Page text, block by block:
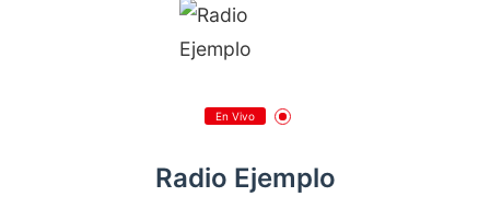
En Vivo
Radio Ejemplo